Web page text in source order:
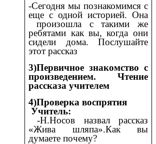
-Сегодня мы познакомимся с
еще с одной историей. Она
произошла с такими же
ребятами как вы, когда они
сидели дома. Послушайте
этот рассказ
3)Первичное знакомство с
произведением. Чтение
рассказа учителем
4)Проверка воспрятия
Учитель:
-Н.Носов назвал рассказ
«Жива шляпа».Как вы
думаете почему?